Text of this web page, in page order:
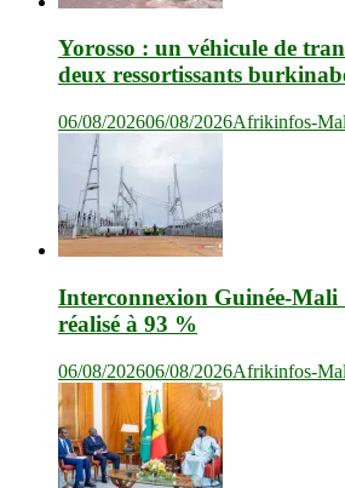
Yorosso : un véhicule de
deux ressortissants
06/08/202606/08/2026Afrikinfos-
Interconnexion Guinée-Mali
réalisé à 93 %
06/08/202606/08/2026Afrikinfos-